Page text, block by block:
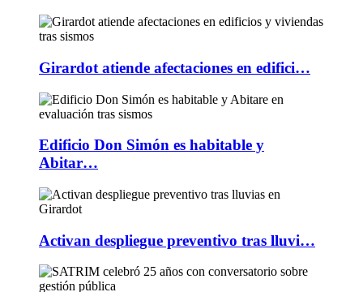
Girardot atiende afectaciones en edifici…
Edificio Don Simón es habitable y
Abitar…
Activan despliegue preventivo tras lluvi…